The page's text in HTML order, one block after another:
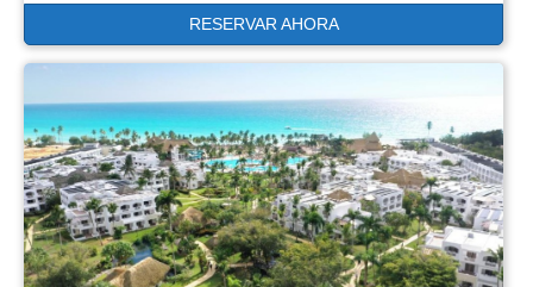
RESERVAR AHORA